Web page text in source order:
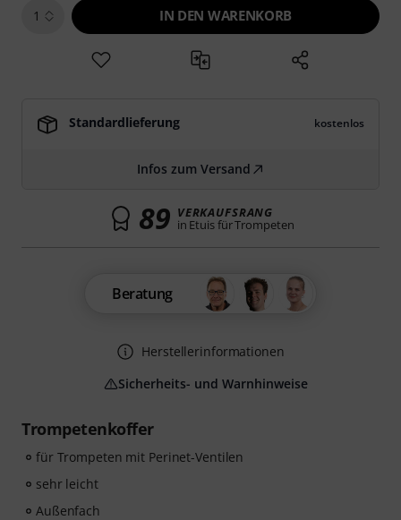
Trompetenkoffer
für Trompeten mit Perinet-Ventilen
sehr leicht
Außenfach
1 IN DEN WARENKORB
Standardlieferung kostenlos
Infos zum Versand
89 VERKAUFSRANG
in Etuis für Trompeten
Beratung
Herstellerinformationen
Sicherheits- und Warnhinweise